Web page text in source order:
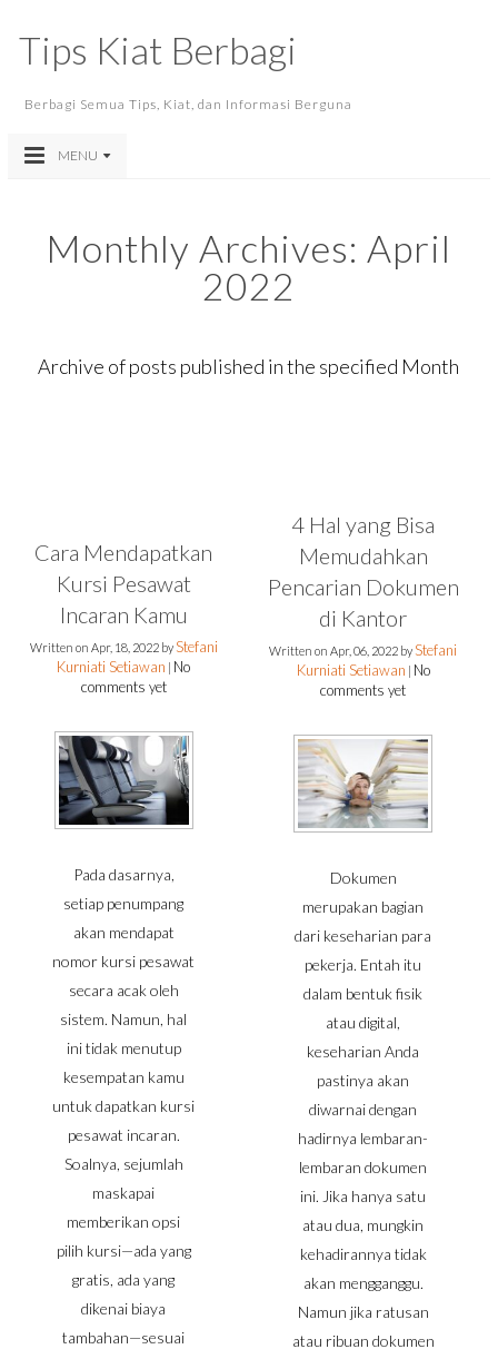
Tips Kiat Berbagi
Berbagi Semua Tips, Kiat, dan Informasi Berguna
MENU
Monthly Archives: April
2022
Archive of posts published in the specified Month
Cara Mendapatkan
Kursi Pesawat
Incaran Kamu
Written on Apr, 18, 2022 byStefani
Kurniati Setiawan | No
comments yet
Pada dasarnya,
setiap penumpang
akan mendapat
nomor kursi pesawat
secara acak oleh
sistem. Namun, hal
ini tidak menutup
kesempatan kamu
untuk dapatkan kursi
pesawat incaran.
Soalnya, sejumlah
maskapai
memberikan opsi
pilih kursi—ada yang
gratis, ada yang
dikenai biaya
tambahan—sesuai
4 Hal yang Bisa
Memudahkan
Pencarian Dokumen
di Kantor
Written onApr, 06, 2022 byStefani
Kurniati Setiawan | No
comments yet
Dokumen
merupakan bagian
dari keseharian para
pekerja. Entah itu
dalam bentuk fisik
atau digital,
keseharian Anda
pastinya akan
diwarnai dengan
hadirnya lembaran-
lembaran dokumen
ini. Jika hanya satu
atau dua, mungkin
kehadirannya tidak
akan mengganggu.
Namun jika ratusan
atau ribuan dokumen